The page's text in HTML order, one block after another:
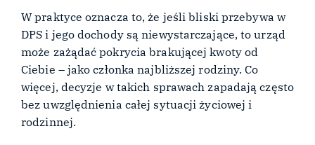
W praktyce oznacza to, że jeśli bliski przebywa w
DPS i jego dochody są niewystarczające, to urząd
może zażądać pokrycia brakującej kwoty od
Ciebie – jako członka najbliższej rodziny. Co
więcej, decyzje w takich sprawach zapadają często
bez uwzględnienia całej sytuacji życiowej i
rodzinnej.